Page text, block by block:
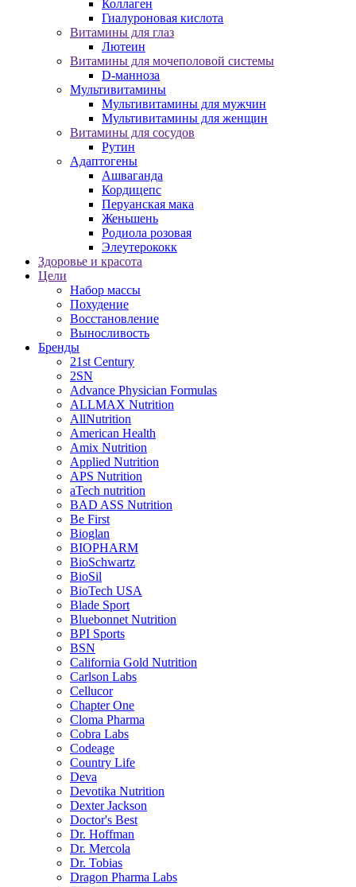
Коллаген
Гиалуроновая кислота
Витамины для глаз
Лютеин
Витамины для мочеполовой системы
D-манноза
Мультивитамины
Мультивитамины для мужчин
Мультивитамины для женщин
Витамины для сосудов
Рутин
Адаптогены
Ашваганда
Кордицепс
Перуанская мака
Женьшень
Родиола розовая
Элеутерококк
Здоровье и красота
Цели
Набор массы
Похудение
Восстановление
Выносливость
Бренды
21st Century
2SN
Advance Physician Formulas
ALLMAX Nutrition
AllNutrition
American Health
Amix Nutrition
Applied Nutrition
APS Nutrition
aTech nutrition
BAD ASS Nutrition
Be First
Bioglan
BIOPHARM
BioSchwartz
BioSil
BioTech USA
Blade Sport
Bluebonnet Nutrition
BPI Sports
BSN
California Gold Nutrition
Carlson Labs
Cellucor
Chapter One
Cloma Pharma
Cobra Labs
Codeage
Country Life
Deva
Devotika Nutrition
Dexter Jackson
Doctor's Best
Dr. Hoffman
Dr. Mercola
Dr. Tobias
Dragon Pharma Labs